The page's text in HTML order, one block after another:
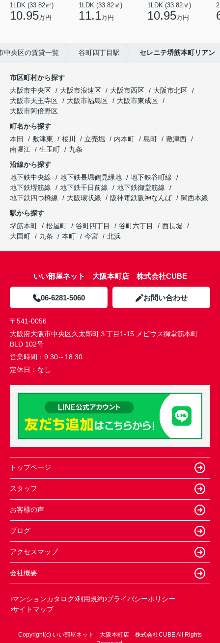
1LDK (33.82㎡)
10.95万円
1LDK (33.82㎡)
11.1万円
1LDK (33.82㎡)
10.95万円
中央区の賃貸一覧 谷町四丁目駅 セレニテ堺筋本町リアン
市区町村から探す
大阪市中央区
大阪市浪速区 大阪市西区
大阪市北区
大阪市天王寺区
大阪市福島区
大阪市東成区
大阪市阿倍野区
町名から探す
本田
敷津東 桜川 立売堀 内本町 島町
敷津西
南堀江
生玉町
九条
沿線から探す
地下鉄中央線
地下鉄長堀鶴見緑地
地下鉄谷町線
地下鉄堺筋線
地下鉄千日前線
地下鉄御堂筋線
地下鉄四つ橋線
大阪環状線 阪神電鉄阪神なんば
関西本線
駅から探す
堺筋本町
松屋町 谷町四丁目 谷町六丁目
西長堀
大国町
九条 本町 今宮 北浜
いい部屋ネット 大阪本町店 株式会社CUBE
06-6281-5060 お問い合わせ
〒541-0056
大阪府大阪市中央区久太郎町３丁目1-15 メビウス御堂筋本町
BLD 102号
営業時間： 9:30～18:30
定休日： なし
トップページ
スタッフ
お客様の声
ブログ
アクセスマップ
会社概要
マンションカタログ 利用規約 プライバシーポリシー
サイトマップ
Copyright(c) いい部屋ネット 大阪本町店 株式会社CUBE All Rights